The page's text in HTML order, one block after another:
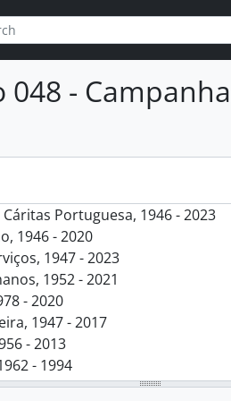
busca
-
Portuguesa, 1946 - 2023
1946 - 2020
1947 - 2023
1952 - 2021
- 2020
1947 - 2017
- 2013
- 1994
imagem, 1948 - 2023